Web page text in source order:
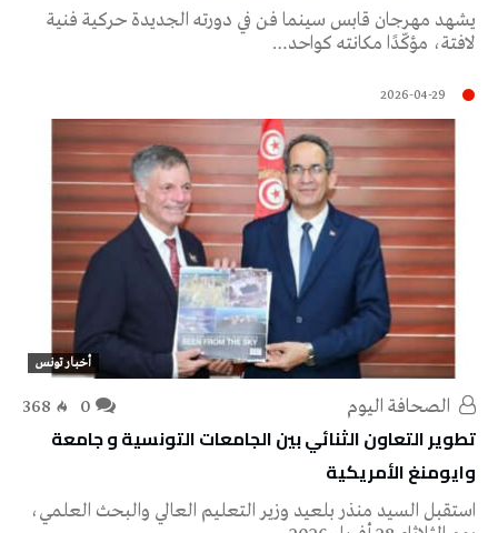
يشهد مهرجان قابس سينما فن في دورته الجديدة حركية فنية
لافتة، مؤكّدًا مكانته كواحد…
2026-04-29
أخبار تونس
368
تطوير التعاون الثنائي بين الجامعات التونسية و جامعة
وايومنغ الأمريكية
استقبل السيد منذر بلعيد وزير التعليم العالي والبحث العلمي،